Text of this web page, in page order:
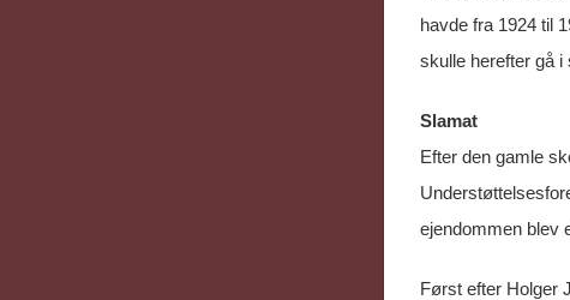
havde fra 1924 til
skulle herefter gå i
Slamat
Efter den gamle
ejendommen blev
Først efter Holger